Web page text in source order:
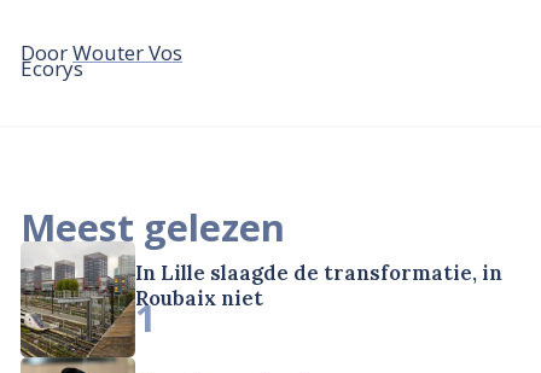
DoorWouter Vos
Ecorys
Meest gelezen
In Lille slaagde de transformatie, in
Roubaix niet
1